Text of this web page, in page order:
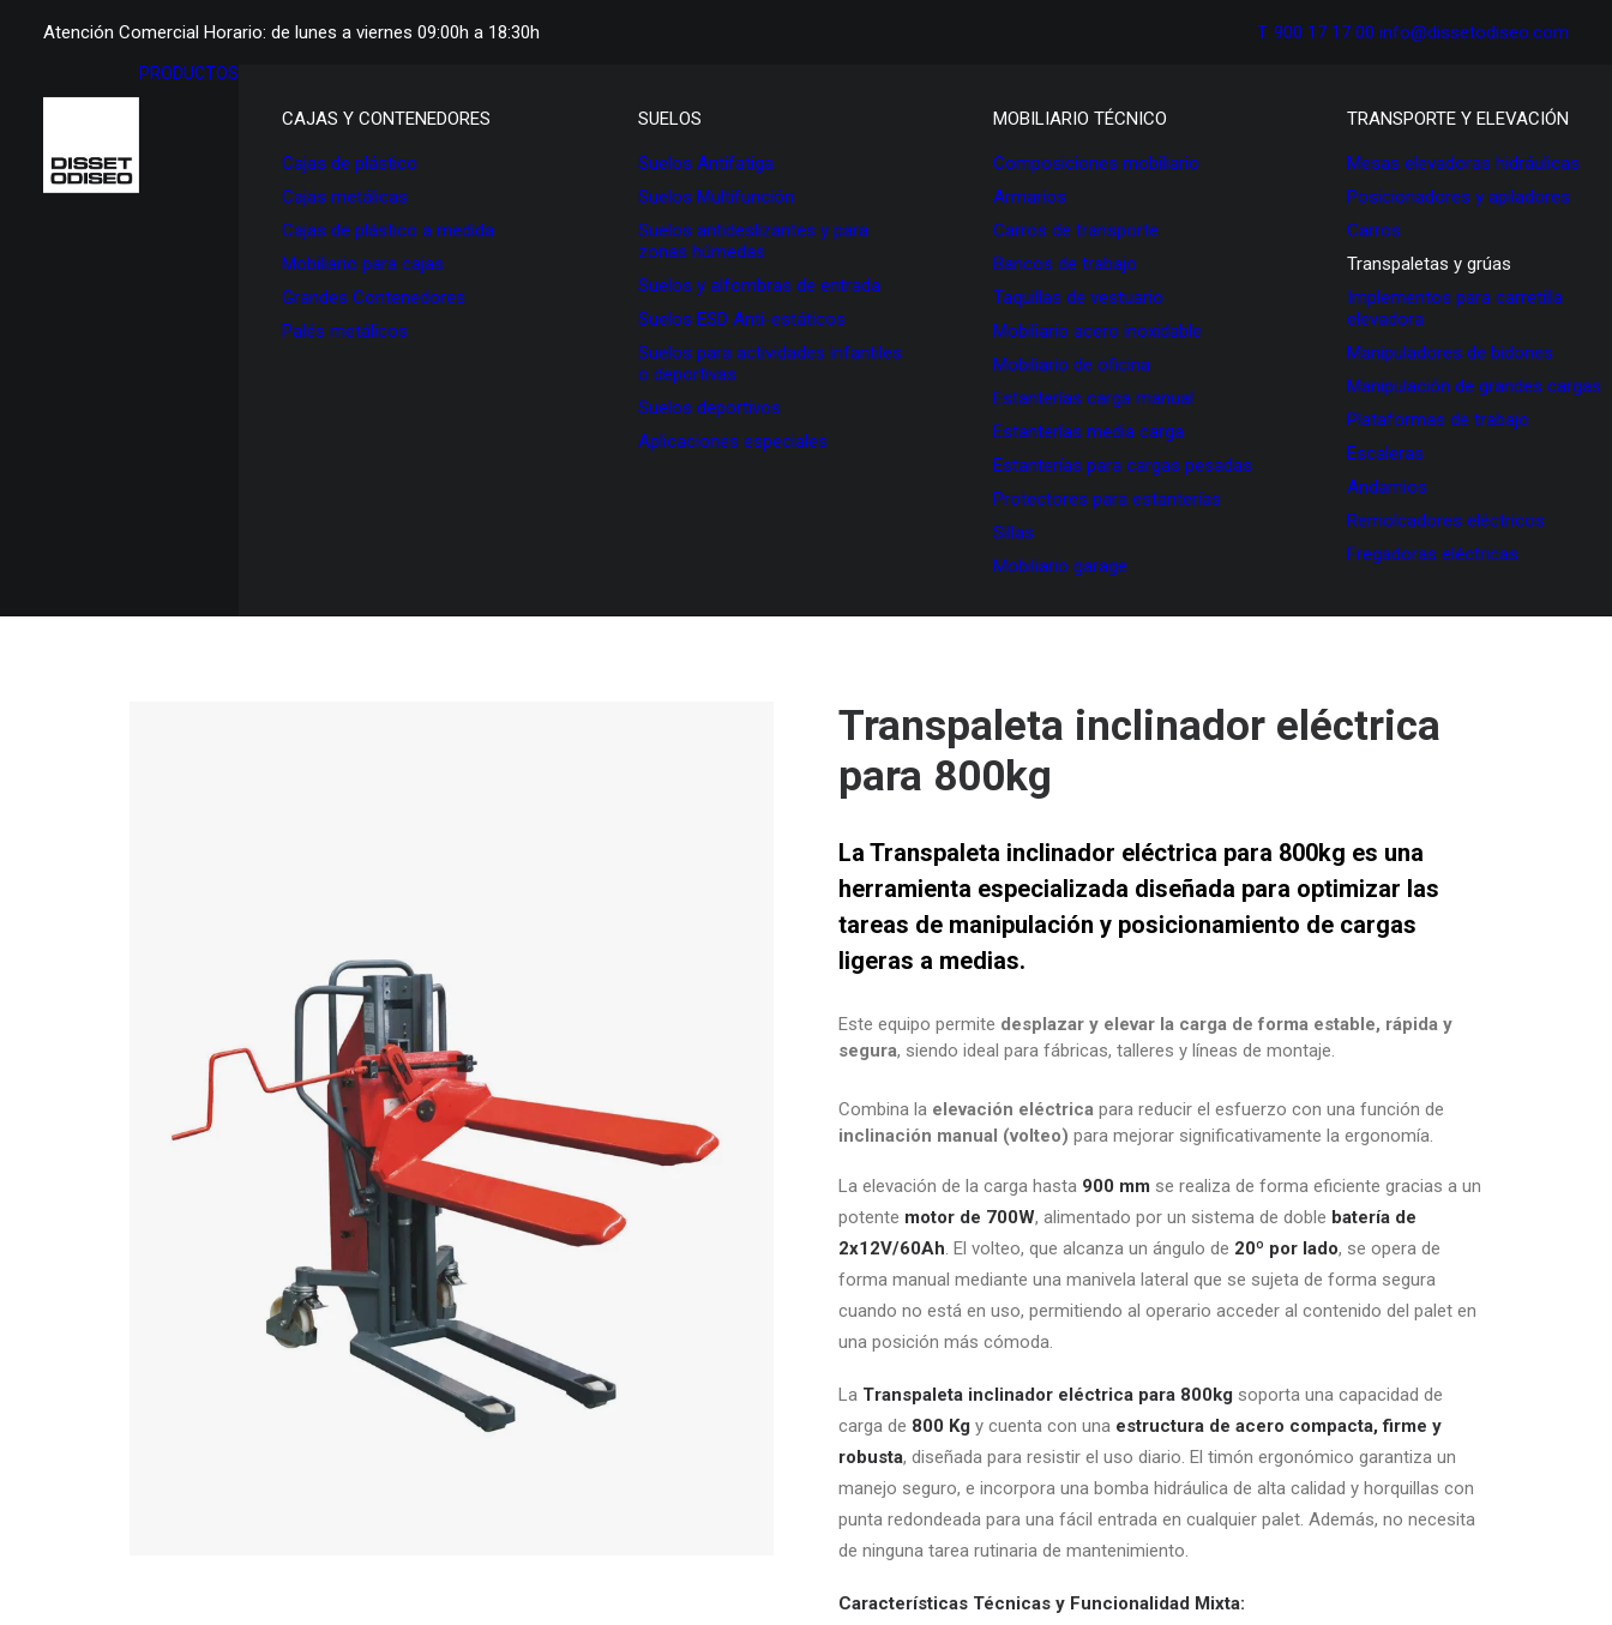
Atención Comercial Horario: de lunes a viernes 09:00h a 18:30h T. 900 17 17 00 info@dissetodiseo.com
PRODUCTOS
CAJAS Y CONTENEDORES
Cajas de plástico
Cajas metálicas
Cajas de plástico a medida
Mobiliario para cajas
Grandes Contenedores
Palés metálicos
SUELOS
Suelos Antifatiga
Suelos Multifunción
Suelos antideslizantes y para
zonas húmedas
Suelos y alfombras de entrada
Suelos ESD Anti-estáticos
Suelos para actividades infantiles
o deportivas
Suelos deportivos
Aplicaciones especiales
MOBILIARIO TÉCNICO
Composiciones mobiliario
Armarios
Carros de transporte
Bancos de trabajo
Taquillas de vestuario
Mobiliario acero inoxidable
Mobiliario de oficina
Estanterías carga manual
Estanterías media carga
Estanterías para cargas pesadas
Protectores para estanterías
Sillas
Mobiliario garage
TRANSPORTE Y ELEVACIÓN
Mesas elevadoras hidráulicas
Posicionadores y apiladores
Carros
Transpaletas y grúas
Implementos para carretilla
elevadora
Manipuladores de bidones
Manipulación de grandes cargas
Plataformas de trabajo
Escaleras
Andamios
Remolcadores eléctricos
Fregadoras eléctricas
Transpaleta inclinador eléctrica
para 800kg
La Transpaleta inclinador eléctrica para 800kg es una
herramienta especializada diseñada para optimizar las
tareas de manipulación y posicionamiento de cargas
ligeras a medias.
Este equipo permite desplazar y elevar la carga de forma estable, rápida y
segura, siendo ideal para fábricas, talleres y líneas de montaje.
Combina la elevación eléctrica para reducir el esfuerzo con una función de
inclinación manual (volteo) para mejorar significativamente la ergonomía.
La elevación de la carga hasta 900 mm se realiza de forma eficiente gracias a un
potente motor de 700W, alimentado por un sistema de doble batería de
2x12V/60Ah. El volteo, que alcanza un ángulo de 20º por lado, se opera de
forma manual mediante una manivela lateral que se sujeta de forma segura
cuando no está en uso, permitiendo al operario acceder al contenido del palet en
una posición más cómoda.
La Transpaleta inclinador eléctrica para 800kg soporta una capacidad de
carga de 800 Kg y cuenta con una estructura de acero compacta, firme y
robusta, diseñada para resistir el uso diario. El timón ergonómico garantiza un
manejo seguro, e incorpora una bomba hidráulica de alta calidad y horquillas con
punta redondeada para una fácil entrada en cualquier palet. Además, no necesita
de ninguna tarea rutinaria de mantenimiento.
Características Técnicas y Funcionalidad Mixta: